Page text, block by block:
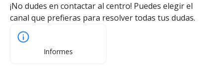
¡No dudes en contactar al centro! Puedes elegir el
canal que prefieras para resolver todas tus dudas.
Informes